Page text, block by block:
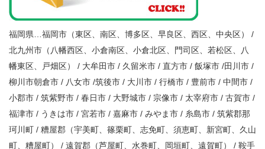
福岡県…福岡市（東区、南区、博多区、早良区、西区、中央区） /
北九州市（八幡西区、小倉南区、小倉北区、門司区、若松区、八
幡東区、戸畑区） / 大牟田市 / 久留米市 / 直方市 / 飯塚市 /田川市 /
柳川市朝倉市 / 八女市 /筑後市 / 大川市 / 行橋市 / 豊前市 / 中間市 /
小郡市 / 筑紫野市 / 春日市 / 大野城市 / 宗像市 / 太宰府市 / 古賀市 /
福津市 / うきは市 / 宮若市 / 嘉麻市 / みやま市 / 糸島市 / 筑紫郡那
珂川町 / 糟屋郡（宇美町、篠栗町、志免町、須恵町、新宮町、久山
町、糟屋町） / 遠賀郡（芦屋町、水巻町、岡垣町、遠賀町） / 鞍手